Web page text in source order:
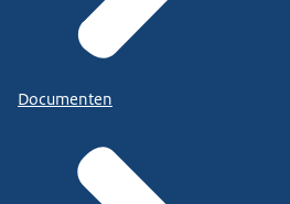
Documenten